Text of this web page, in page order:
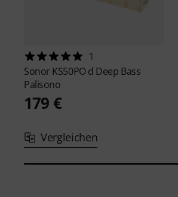
1
Sonor KS50PO d Deep Bass
Palisono
179 €
Vergleichen